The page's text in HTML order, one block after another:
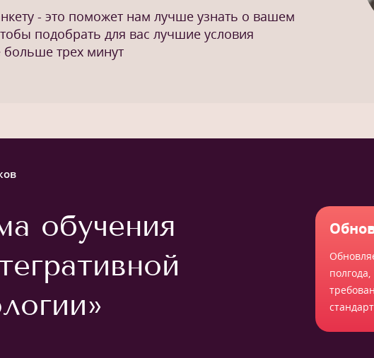
- это поможет нам лучше узнать о вашем
подобрать для вас лучшие условия
больше трех минут
обучения